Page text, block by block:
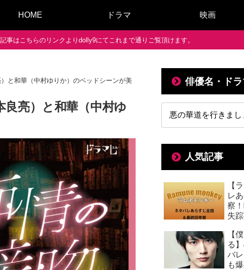
HOME ドラマ 映画
事はこちらのリンクよりdolly9にてこれまで通りご覧頂けます。
と和華（中村ゆりか）のベッドシーンが美しい！
良亮）と和華（中村ゆ
俳優名・ド
人気記事
【
レ
察
失
【
る
バ
も